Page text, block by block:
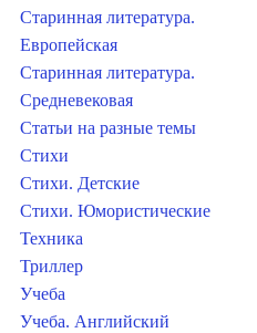
Старинная литература.
Европейская
Старинная литература.
Средневековая
Статьи на разные темы
Стихи
Стихи. Детские
Стихи. Юмористические
Техника
Триллер
Учеба
Учеба. Английский